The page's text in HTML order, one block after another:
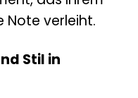
Note verleiht.
Stil in